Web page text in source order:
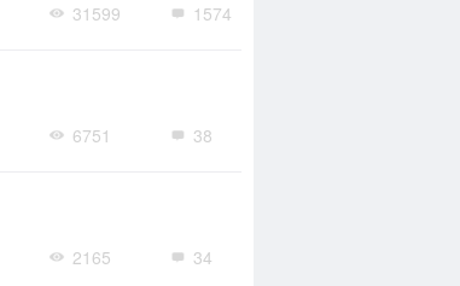
1574
31599
38
6751
34
2165